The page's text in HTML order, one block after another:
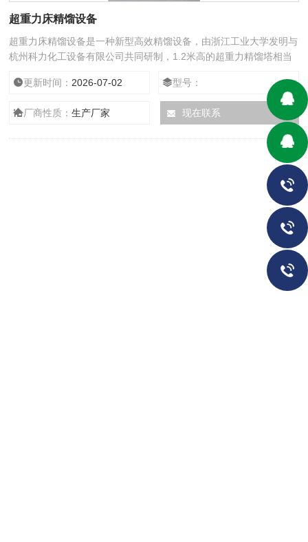
超重力床精馏设备
超重力床精馏设备是一种新型高效精馏设备，由浙江工业大学发明与
杭州科力化工设备有限公司共同研制，1.2米高的超重力精馏塔相当
自2004年起已工业化应用600余套。
更新时间： 2026-07-02 型号：
厂商性质：生产厂家 现在联系